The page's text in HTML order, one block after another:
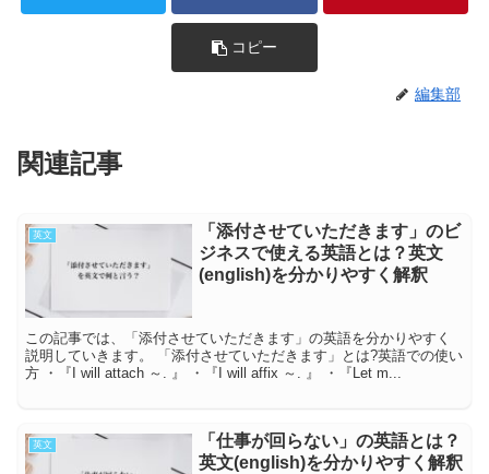
コピー
編集部
関連記事
英文
「添付させていただきます」のビ
ジネスで使える英語とは？英文
(english)を分かりやすく解釈
この記事では、「添付させていただきます」の英語を分かりやすく
説明していきます。 「添付させていただきます」とは?英語での使い
方 ・『I will attach ～. 』 ・『I will affix ～. 』 ・『Let m...
英文
「仕事が回らない」の英語とは？
英文(english)を分かりやすく解釈